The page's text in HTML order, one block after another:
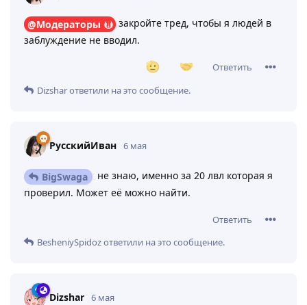
@Модераторы
закройте тред, чтобы я людей в
заблуждение не вводил.
Ответить
Dizsharответили на это сообщение.
РусскийИван 6 мая
BigSwaga
не знаю, именно за 20 лвл которая я
проверил. Может её можно найти.
Ответить
BesheniySpidozответили на это сообщение.
Dizshar 6 мая